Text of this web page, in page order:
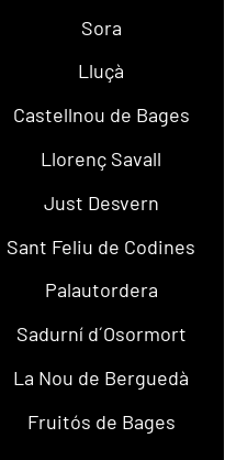
Sora
Lluçà
Castellnou de Bages
Llorenç Savall
Just Desvern
Sant Feliu de Codines
Palautordera
Sadurní d´Osormort
La Nou de Berguedà
Fruitós de Bages